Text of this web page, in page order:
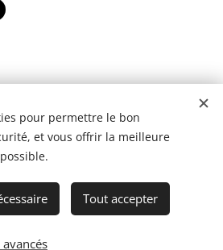
pour permettre le bon
et vous offrir la meilleure
Tout accepter